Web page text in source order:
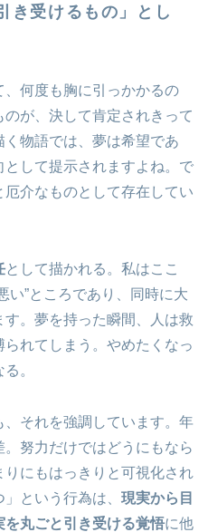
き受けるもの」とし
、何度も胸に引っかかるの
が、決して肯定されきって
物語では、夢は希望であ
して提示されますよね。で
介なものとして存在してい
として描かれる。私はここ
い”ところであり、同時に大
。夢を持った瞬間、人は救
れてしまう。やめたくなっ
。
それを強調しています。年
努力だけではどうにもなら
にもはっきりと可視化され
という行為は、 現実から目
丸ごと引き受ける覚悟に他